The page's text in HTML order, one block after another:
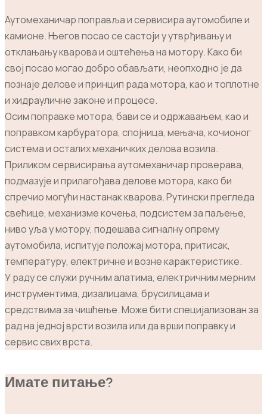
Аутомеханичар поправља и сервисира аутомобиле и
камионе. Његов посао се састоји у утврђивању и
отклањању кварова и оштећења на мотору. Како би
свој посао могао добро обављати, неопходно је да
познаје делове и принцип рада мотора, као и топлотне
и хидрауличне законе и процесе.
Осим поправке мотора, бави се и одржавањем, као и
поправком карбуратора, спојница, мењача, кочионог
система и осталих механичких делова возила.
Приликом сервисирања аутомеханичар проверава,
подмазује и прилагођава делове мотора, како би
спречио могући настанак кварова. Рутински прегледа
свећице, механизме кочења, подсистем за паљење,
ниво уља у мотору, подешава сигналну опрему
аутомобила, испитује положај мотора, притисак,
температуру, електричне и возне карактеристике.
У раду се служи ручним алатима, електричним мерним
инструментима, дизалицама, брусилицама и
средствима за чишћење. Може бити специјализован за
рад на једној врсти возила или да врши поправку и
сервис свих врста.
Имате питање?